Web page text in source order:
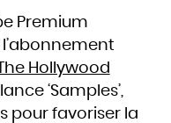
Premium
Hollywood
‘Samples’,
pour favoriser la